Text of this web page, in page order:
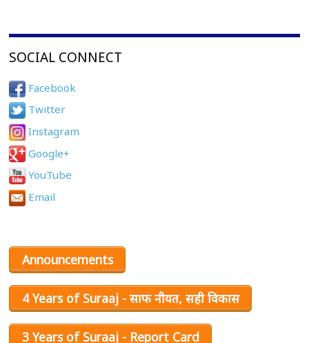
SOCIAL CONNECT
Facebook
Twitter
Instagram
Google+
YouTube
Email
Announcements
4 Years of Suraaj - साफ नीयत, सही विकास
3 Years of Suraaj - Report Card